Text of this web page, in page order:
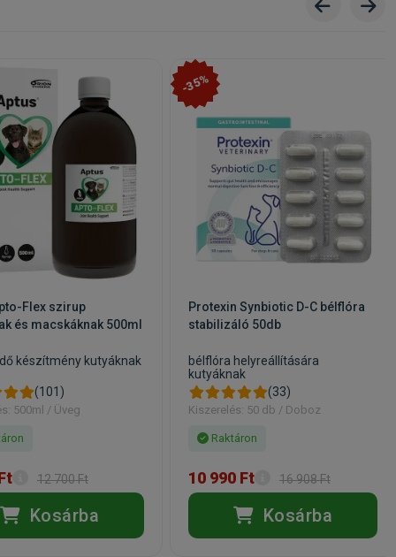
Flex szirup
és macskáknak 500ml
készítmény kutyáknak
(101)
500ml / Üveg
12 700 Ft
Kosárba
-35%
Protexin Synbiotic D-C bélflóra
stabilizáló 50db
bélflóra helyreállítására
kutyáknak
(33)
Kiszerelés: 50 db / Doboz
Raktáron
10 990 Ft 16 908 Ft
Kosárba